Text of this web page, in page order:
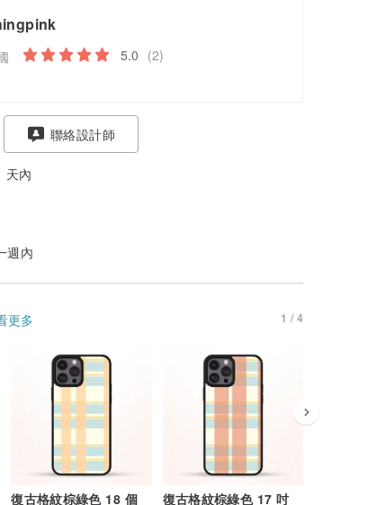
5.0 (2)
聯絡設計師
天內
週內
更多 1 / 4
復古格紋棕綠色 18 個 復古格紋棕綠色 17 吋